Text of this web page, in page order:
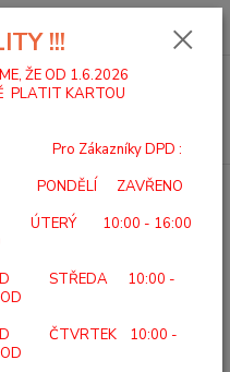
0,00 Kč
STOLIČKY K VANĚ
!!!
ŽE OD 1.6.2026
PLATIT KARTOU
Zákazníky DPD :
PONDĚLÍ ZAVŘENO
ÚTERÝ 10:00 - 16:00
STŘEDA 10:00 -
ČTVRTEK 10:00 -